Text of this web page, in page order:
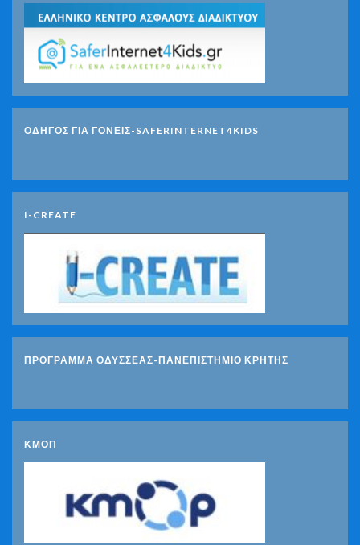
ΟΔΗΓΟΣ ΓΙΑ ΓΟΝΕΙΣ-SAFERINTERNET4KIDS
I-CREATE
ΠΡΟΓΡΑΜΜΑ ΟΔΥΣΣΕΑΣ-ΠΑΝΕΠΙΣΤΗΜΙΟ ΚΡΗΤΗΣ
ΚΜΟΠ